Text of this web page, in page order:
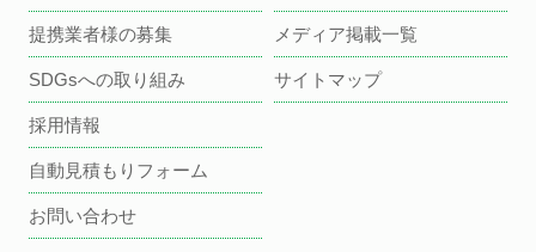
提携業者様の募集
SDGsへの取り組み
採用情報
自動見積もりフォーム
お問い合わせ
メディア掲載一覧
サイトマップ